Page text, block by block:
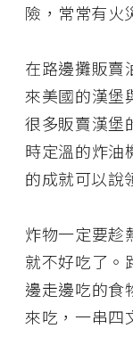
險，常常有火
在路邊攤販賣
來美國的漢堡
很多販賣漢堡
時定溫的炸油
的成就可以說
炸物一定要趁
就不好吃了。
邊走邊吃的食
來吃，一串四